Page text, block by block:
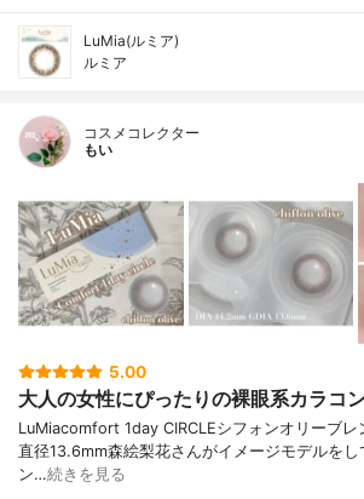
LuMia(ルミア)
ルミア
コスメコレクター
もい
5.00
大人の女性にぴったりの裸眼系カラコ
LuMiacomfort 1day CIRCLEシフォンオリーブ
直径13.6mm森絵梨花さんがイメージモデルをし
ン…続きを見る